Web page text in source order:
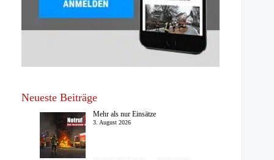
Neueste Beiträge
Mehr als nur Einsätze
3. August 2026